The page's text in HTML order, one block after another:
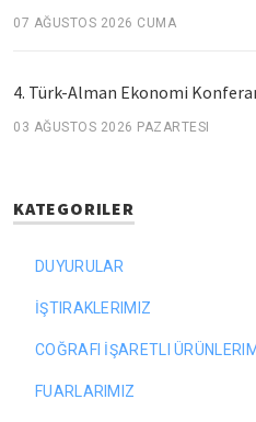
07 AĞUSTOS 2026 CUMA
4. Türk-Alman Ekonomi
03 AĞUSTOS 2026 PAZARTESI
KATEGORILER
DUYURULAR
İŞTIRAKLERIMIZ
COĞRAFI İŞARETLI
FUARLARIMIZ